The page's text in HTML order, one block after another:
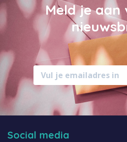
Meld je aan
Social media